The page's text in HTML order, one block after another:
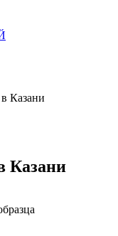
Казани
Казани